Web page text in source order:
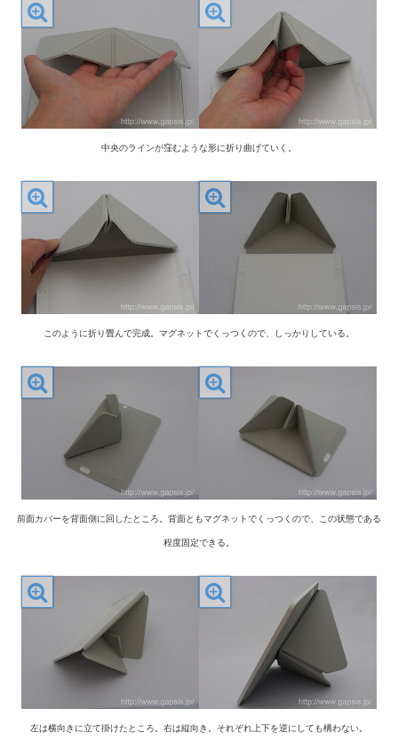
中央のラインが窪むような形に折り曲げていく。
このように折り畳んで完成。マグネットでくっつくので、しっかりしている。
前面カバーを背面側に回したところ。背面ともマグネットでくっつくので、この状態である
程度固定できる。
左は横向きに立て掛けたところ。右は縦向き。それぞれ上下を逆にしても構わない。